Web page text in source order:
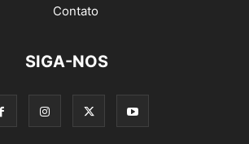
Contato
SIGA-NOS